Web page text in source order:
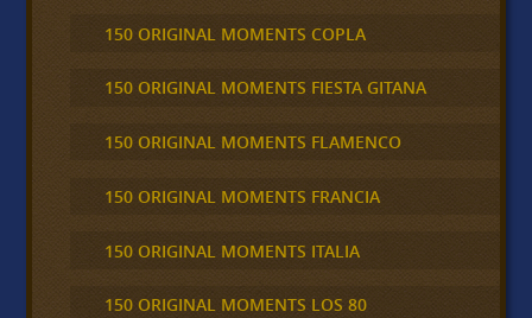
150 ORIGINAL MOMENTS COPLA
150 ORIGINAL MOMENTS FIESTA GITANA
150 ORIGINAL MOMENTS FLAMENCO
150 ORIGINAL MOMENTS FRANCIA
150 ORIGINAL MOMENTS ITALIA
150 ORIGINAL MOMENTS LOS 80